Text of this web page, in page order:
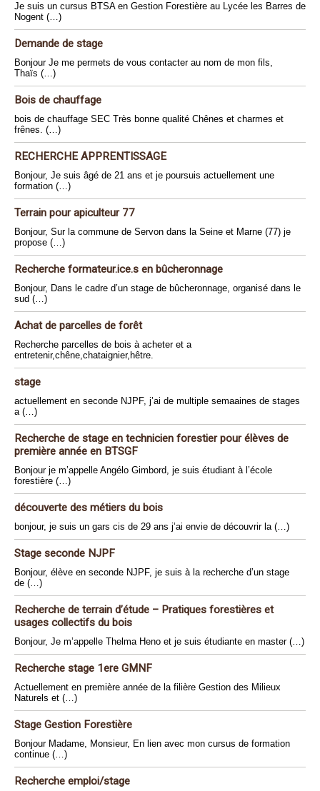
Je suis un cursus BTSA en Gestion Forestière au Lycée les Barres de
Nogent (…)
Demande de stage
Bonjour Je me permets de vous contacter au nom de mon fils,
Thaïs (…)
Bois de chauffage
bois de chauffage SEC Très bonne qualité Chênes et charmes et
frênes. (…)
RECHERCHE APPRENTISSAGE
Bonjour, Je suis âgé de 21 ans et je poursuis actuellement une
formation (…)
Terrain pour apiculteur 77
Bonjour, Sur la commune de Servon dans la Seine et Marne (77) je
propose (…)
Recherche formateur.ice.s en bûcheronnage
Bonjour, Dans le cadre d’un stage de bûcheronnage, organisé dans le
sud (…)
Achat de parcelles de forêt
Recherche parcelles de bois à acheter et a
entretenir,chêne,chataignier,hêtre.
stage
actuellement en seconde NJPF, j’ai de multiple semaaines de stages
a (…)
Recherche de stage en technicien forestier pour élèves de
première année en BTSGF
Bonjour je m’appelle Angélo Gimbord, je suis étudiant à l’école
forestière (…)
découverte des métiers du bois
bonjour, je suis un gars cis de 29 ans j’ai envie de découvrir la (…)
Stage seconde NJPF
Bonjour, élève en seconde NJPF, je suis à la recherche d’un stage
de (…)
Recherche de terrain d’étude – Pratiques forestières et
usages collectifs du bois
Bonjour, Je m’appelle Thelma Heno et je suis étudiante en master (…)
Recherche stage 1ere GMNF
Actuellement en première année de la filière Gestion des Milieux
Naturels et (…)
Stage Gestion Forestière
Bonjour Madame, Monsieur, En lien avec mon cursus de formation
continue (…)
Recherche emploi/stage